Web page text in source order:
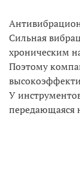
Сильная
хроническим
Поэтому
У
передающаяся